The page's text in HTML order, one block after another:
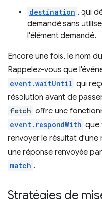
destination , qui
demandé sans
l'élément demandé.
Encore une fois, le nom
Rappelez-vous que
event.waitUntil qui
résolution avant de
fetch offre une
event.respondWith que
renvoyer le résultat d'une
une réponse renvoyée
match .
Stratégies de